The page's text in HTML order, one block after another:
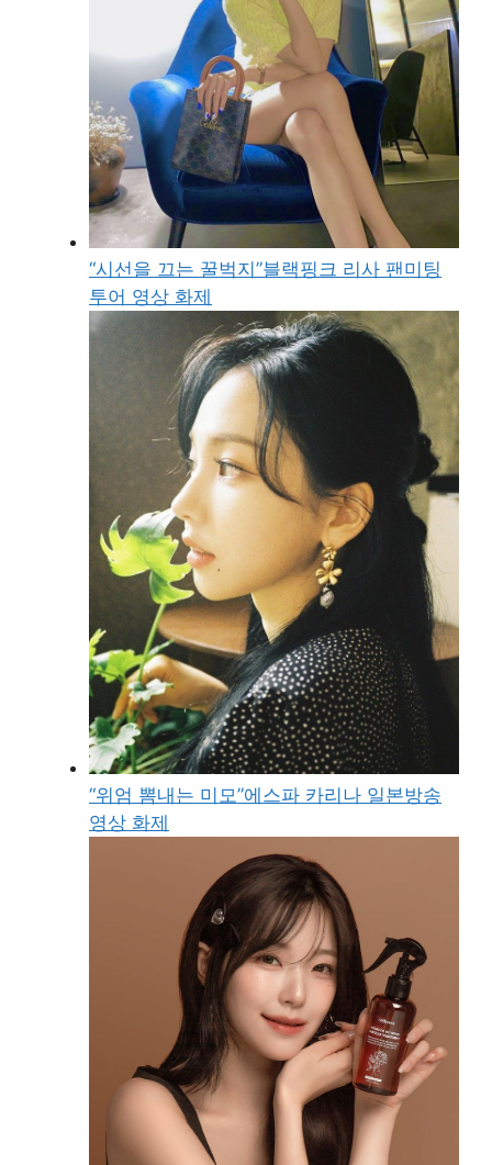
“시선을 끄는 꿀벅지”블랙핑크 리사 팬미팅
투어 영상 화제
“위엄 뽐내는 미모”에스파 카리나 일본방송
영상 화제